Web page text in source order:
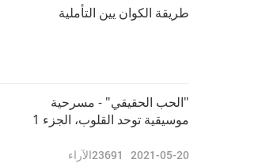
طريقة الكوان يين التأملية
"الحب الحقيقي" - مسرحية
موسيقية توحد القلوب، الجزء 1
2021-05-20
23691الآراء